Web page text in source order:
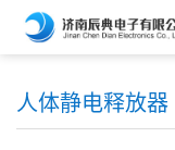
人体静电释放器